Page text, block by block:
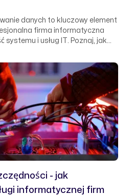
danych to kluczowy element
firma informatyczna
systemu i usług IT. Poznaj, jak
działania
- jak
informatycznej firm